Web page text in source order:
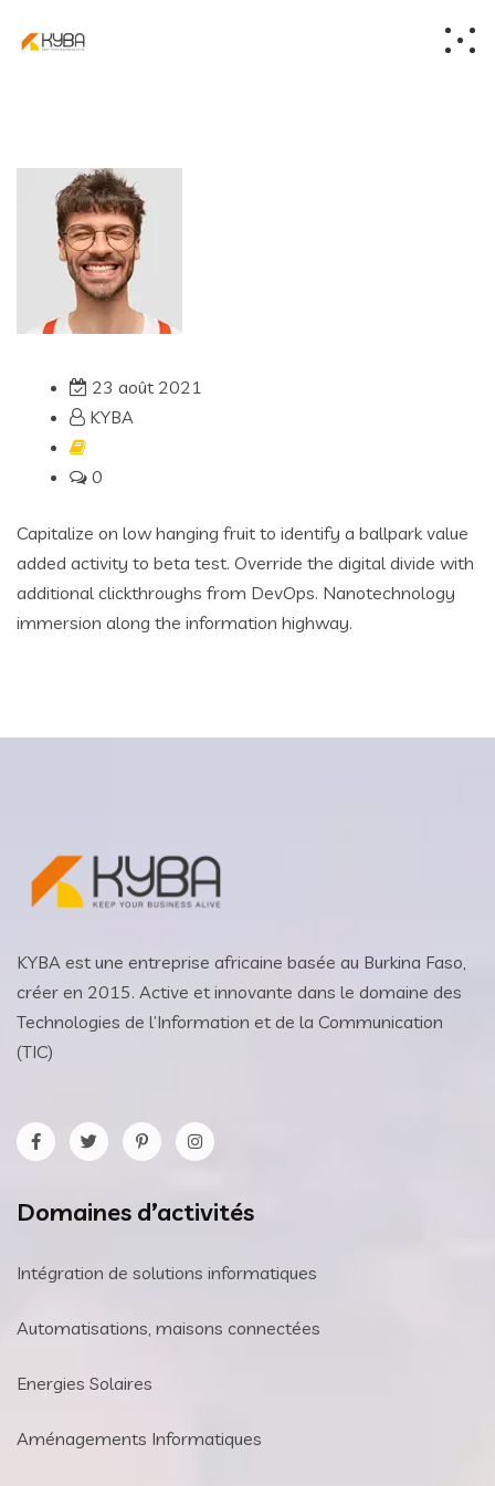
23 août 2021
KYBA
0
Capitalize on low hanging fruit to identify a ballpark value
added activity to beta test. Override the digital divide with
additional clickthroughs from DevOps. Nanotechnology
immersion along the information highway.
KYBA est une entreprise africaine basée au Burkina Faso,
créer en 2015. Active et innovante dans le domaine des
Technologies de l’Information et de la Communication
(TIC)
Domaines d’activités
Intégration de solutions informatiques
Automatisations, maisons connectées
Energies Solaires
Aménagements Informatiques